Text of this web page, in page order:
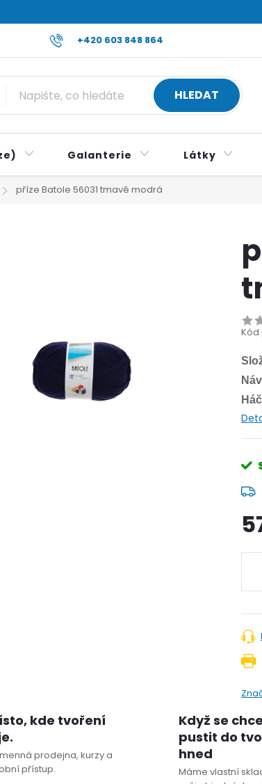
+420 603 848 864
Reklamace a vrácení zboží Všeobecné
HLEDAT
Galanterie Látky
příze Batole 56031 tmavě modrá
Kód
kde tvoření
prodejna, kurzy a
přístup.
Když se
pustit do
hned
Máme vlastní